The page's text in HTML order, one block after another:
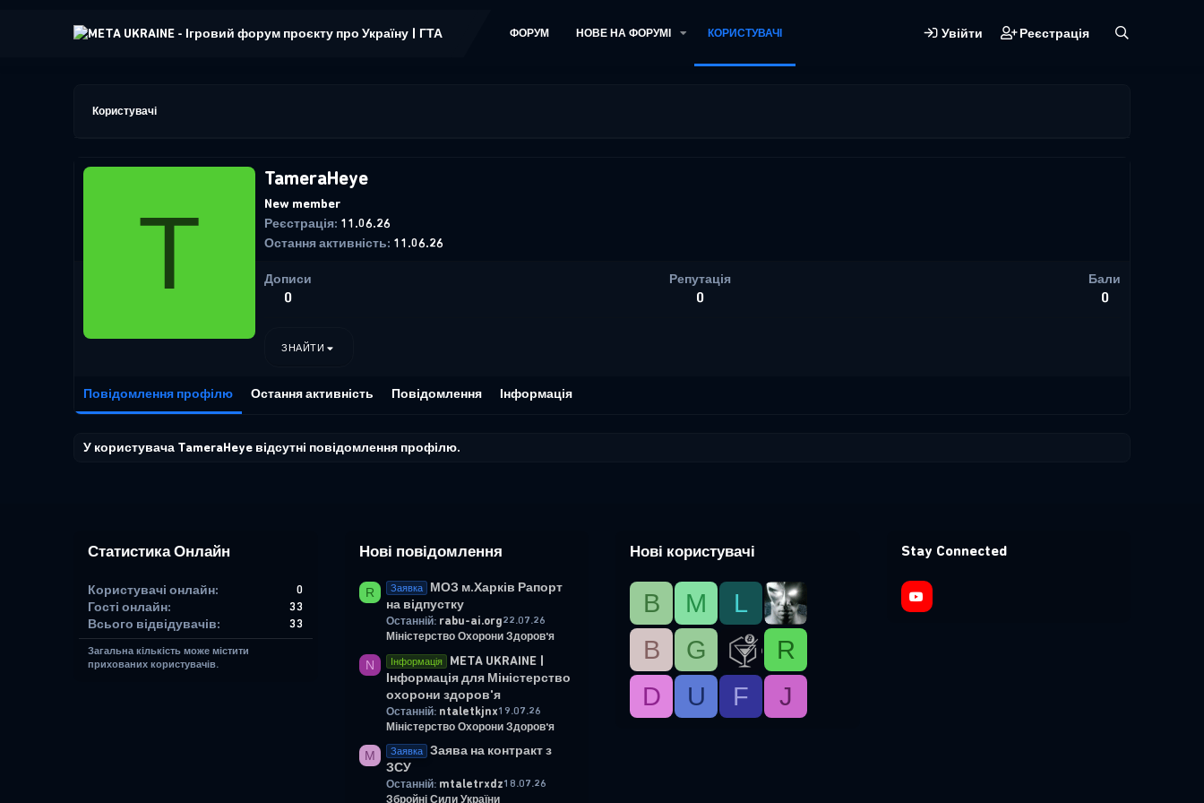
ФОРУМ НОВЕ НА ФОРУМІ КОРИСТУВАЧІ Увійти Реєстрація
Користувачі
T
TameraHeye
New member
Реєстрація 11.06.26
Остання активність 11.06.26
Дописи
0
Репутація
0
Бали
0
ЗНАЙТИ
Повідомлення профілю Остання активність Повідомлення Інформація
У користувача TameraHeye відсутні повідомлення профілю.
Статистика Онлайн
Користувачі онлайн
0
Гості онлайн
33
Всього відвідувачів
33
Загальна кількість може містити
прихованих користувачів.
Нові повідомлення
R Заявка
МОЗ м.Харків Рапорт
на відпустку
Останній: rabu-ai.org22.07.26
Міністерство Охорони Здоров'я
N Інформація
META UKRAINE |
Інформація для Міністерство
охорони здоров'я
Останній: ntaletkjnx19.07.26
Міністерство Охорони Здоров'я
M Заявка
Заява на контракт з
ЗСУ
Останній: mtaletrxdz18.07.26
Збройні Сили України
Нові користувачі
B М
L
B
G
R
D
U F J
Stay Connected